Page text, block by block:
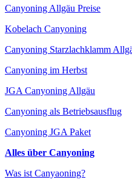
Canyoning Allgäu Preise
Kobelach Canyoning
Canyoning Starzlachklamm
Canyoning im Herbst
JGA Canyoning Allgäu
Canyoning als Betriebsausflug
Canyoning JGA Paket
Alles über Canyoning
Was ist Canyaoning?